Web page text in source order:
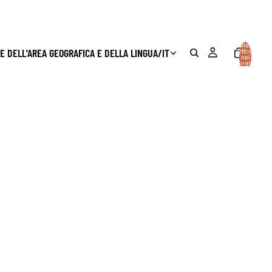
DELL'AREA GEOGRAFICA E DELLA LINGUA/IT
Totale
articoli
nel
carrello: